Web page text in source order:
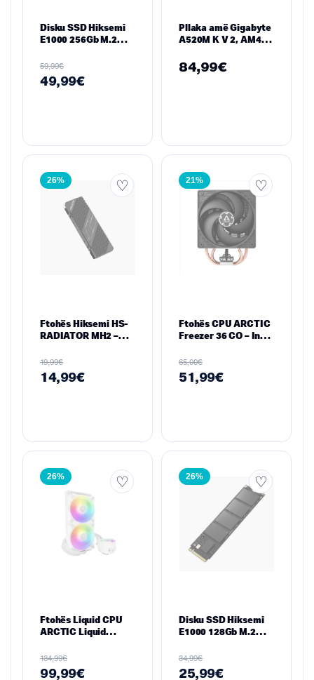
Disku SSD Hiksemi
E1000 256Gb M.2
59,99€
49,99€
Pllaka amë Gigabyte
A520M K V 2, AM4
84,99€
26%
Ftohës Hiksemi HS-
RADIATOR MH2 –
2280
19,99€
14,99€
21%
Ftohës CPU ARCTIC
Freezer 36 CO – Intel
AMD AM4/AM5, Dual
120 mm P12 PWM
PST, 159 mm H
65,00€
51,99€
26%
Ftohës Liquid CPU
ARCTIC Liquid
RGB White –
Radiator 280 mm, 2×
134,99€
99,99€
26%
Disku SSD Hiksemi
E1000 128Gb M.2
34,99€
25,99€